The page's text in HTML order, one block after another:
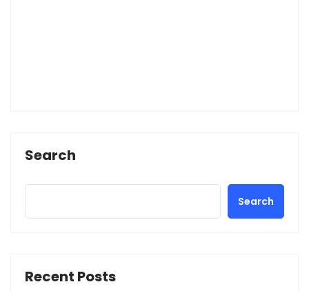
Search
Search
Recent Posts